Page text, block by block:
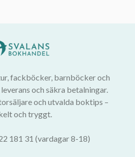
fackböcker, barnböcker och
och säkra betalningar.
och utvalda boktips –
och tryggt.
181 31 (vardagar 8-18)